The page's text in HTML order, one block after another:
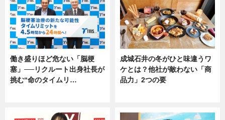
働き盛りほど危ない「脳梗
塞」──リクルート出身社長が
挑む“命のタイムリ…
成城石井の冬がひと味違うワ
ケとは？他社が敵わない「商
品力」2つの要